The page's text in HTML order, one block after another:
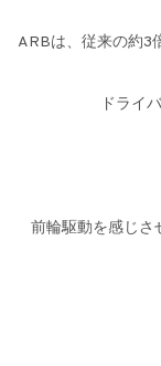
ARBは、従来の約3
ドライ
前輪駆動を感じさ